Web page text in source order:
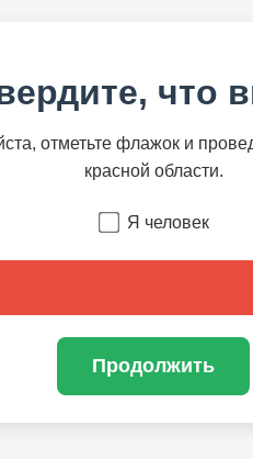
что
отметьте флажок и
красной области.
Я человек
Продолжить